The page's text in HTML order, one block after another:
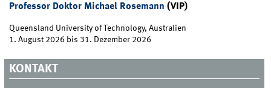
Professor Doktor Michael Rosemann (VIP)
Queensland University of Technology, Australien
1. August 2026 bis 31. Dezember 2026
KONTAKT